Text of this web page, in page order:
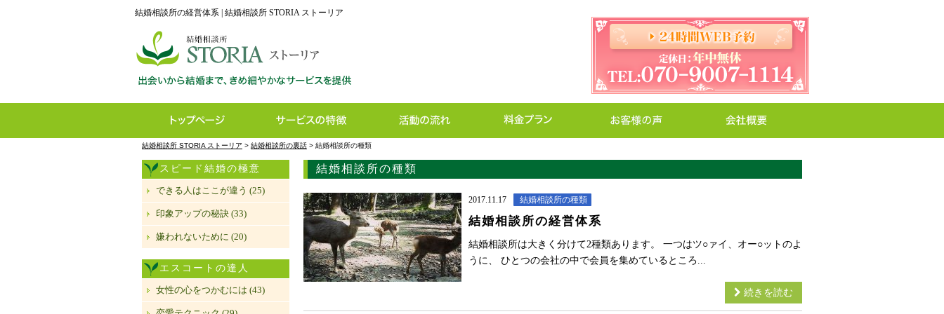
結婚相談所の経営体系 | 結婚相談所 STORIA ストーリア
結婚相談所 STORIA ストーリア > 結婚相談所の裏話 > 結婚相談所の種類
結婚相談所の種類
2017.11.17 結婚相談所の種類
結婚相談所の経営体系
結婚相談所は大きく分けて2種類あります。 一つはツ○ァイ、オー○ットのよ
うに、 ひとつの会社の中で会員を集めているところ...
続きを読む
スピード結婚の極意
できる人はここが違う (25)
印象アップの秘訣 (33)
嫌われないために (20)
エスコートの達人
女性の心をつかむには (43)